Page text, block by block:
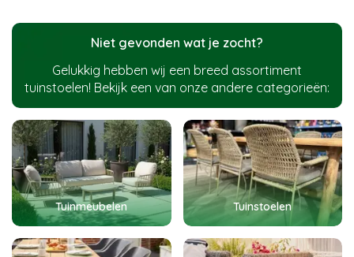
Niet gevonden wat je zocht?
Gelukkig hebben wij een breed assortiment
tuinstoelen! Bekijk een van onze andere categorieën:
Tuinmeubelen Tuinstoelen